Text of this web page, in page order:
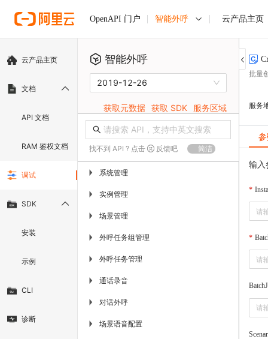
OpenAPI 门户 智能外呼 云产品主页
云产品主页
文档
API 文档
RAM 鉴权文档
调试
SDK
安装
示例
CLI
诊断
智能外呼
2019-12-26
获取元数据 获取 SDK 服务区域
找不到 API ? 点击 反馈吧 简洁
▶ 系统管理
▶ 实例管理
▶ 场景管理
▶ 外呼任务组管理
▶ 外呼任务管理
▶ 通话录音
▶ 对话外呼
▶ 场景语音配置
批量
服务
输入